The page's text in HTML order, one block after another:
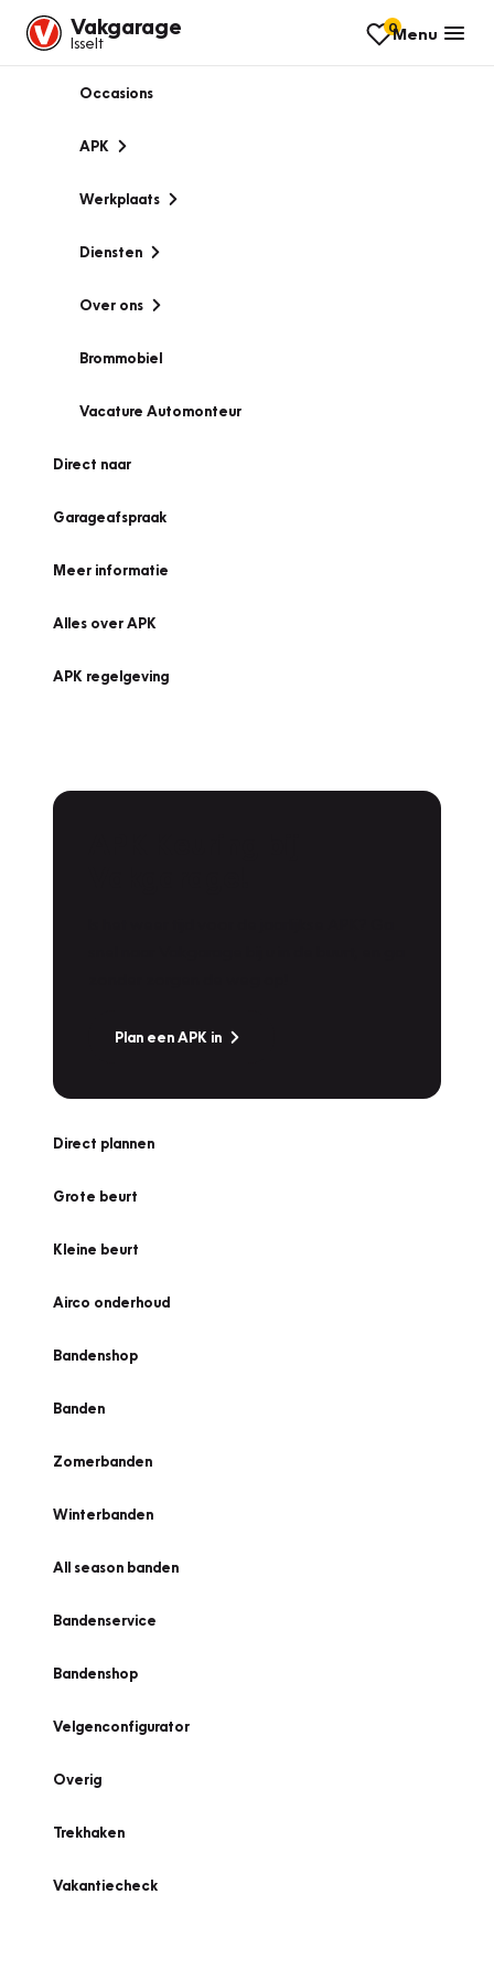
Vakgarage
Isselt
0Menu
Occasions
APK
Werkplaats
Diensten
Over ons
Brommobiel
Vacature Automonteur
Direct naar
Garageafspraak
Meer informatie
Alles over APK
APK regelgeving
Plan een APK in
Direct plannen
Grote beurt
Kleine beurt
Airco onderhoud
Bandenshop
Banden
Zomerbanden
Winterbanden
All season banden
Bandenservice
Bandenshop
Velgenconfigurator
Overig
Trekhaken
Vakantiecheck